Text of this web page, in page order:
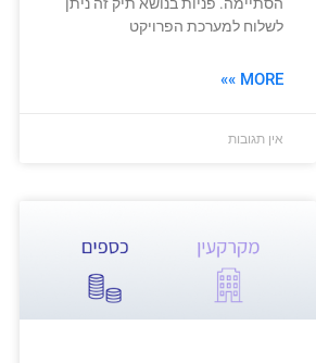
לשלוח למערכת הפרויקט
MORE »»
אין תגובות